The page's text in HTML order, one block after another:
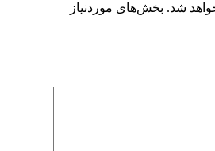
شد. بخش‌های موردنیاز